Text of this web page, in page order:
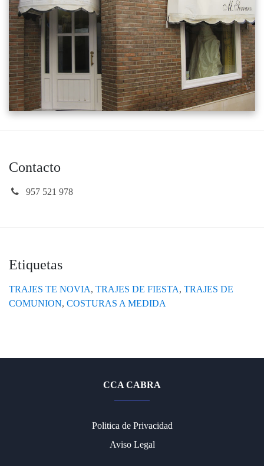
Contacto
957 521 978
Etiquetas
TRAJES TE NOVIA, TRAJES DE FIESTA, TRAJES DE
COMUNION, COSTURAS A MEDIDA
CCA CABRA
Politica de Privacidad
Aviso Legal